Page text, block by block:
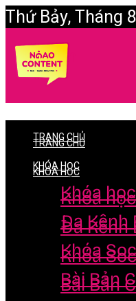
Thứ Bảy, Tháng
Login
TRANG CHỦ
KHÓA HỌC
Khóa
Đa Kênh
Khóa
Bài Bản
TRANG CHỦ
KHÓA HỌC
Khóa
Đa Kênh
Khóa
Bài Bản